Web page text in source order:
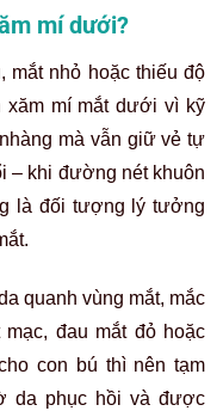
mí dưới?
mắt nhỏ hoặc thiếu độ
xăm mí mắt dưới vì kỹ
mà vẫn giữ vẻ tự
– khi đường nét khuôn
là đối tượng lý tưởng
quanh vùng mắt, mắc
đau mắt đỏ hoặc
con bú thì nên tạm
da phục hồi và được